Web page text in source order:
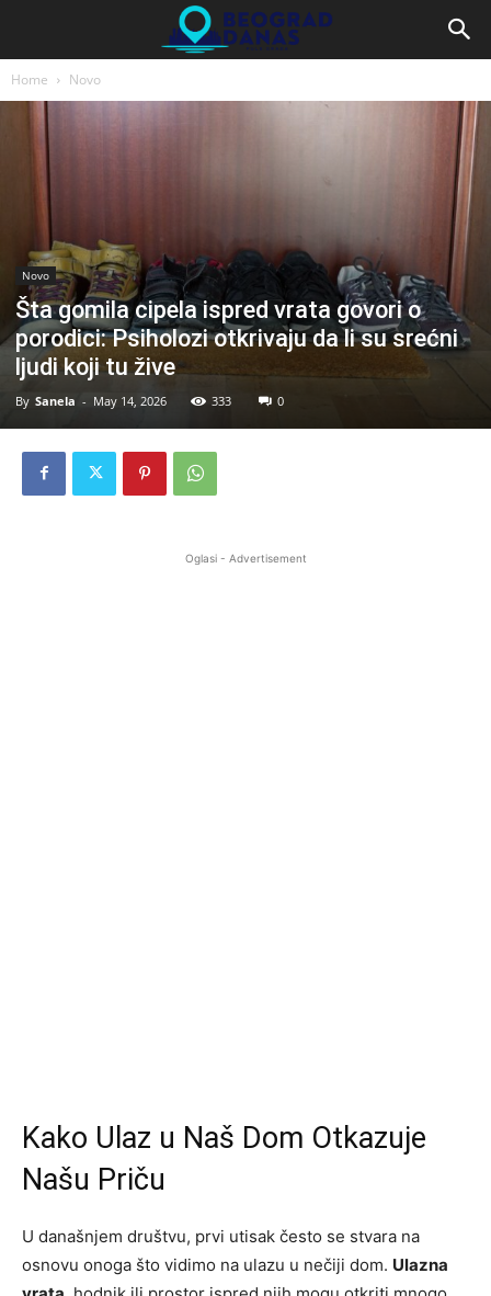
Home Novo
Novo
Šta gomila cipela ispred vrata govori o
porodici: Psiholozi otkrivaju da li su srećni
ljudi koji tu žive
By Sanela - May 14, 2026 333 0
Oglasi - Advertisement
Kako Ulaz u Naš Dom Otkazuje
Našu Priču
U današnjem društvu, prvi utisak često se stvara na
osnovu onoga što vidimo na ulazu u nečiji dom. Ulazna